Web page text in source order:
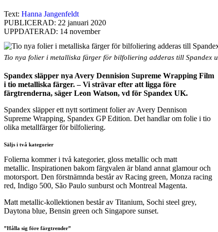
Text: Hanna Jangenfeldt
PUBLICERAD: 22 januari 2020
UPPDATERAD: 14 november
Tio nya folier i metalliska färger för bilfoliering adderas till Spandex
Spandex släpper nya Avery Dennision Supreme Wrapping Film
i tio metalliska färger. – Vi strävar efter att ligga före
färgtrenderna, säger Leon Watson, vd för Spandex UK.
Spandex släpper ett nytt sortiment folier av Avery Dennison
Supreme Wrapping, Spandex GP Edition. Det handlar om folie i tio
olika metallfärger för bilfoliering.
Säljs i två kategorier
Folierna kommer i två kategorier, gloss metallic och matt
metallic. Inspirationen bakom färgvalen är bland annat glamour och
motorsport. Den förstnämnda består av Racing green, Monza racing
red, Indigo 500, São Paulo sunburst och Montreal Magenta.
Matt metallic-kollektionen består av Titanium, Sochi steel grey,
Daytona blue, Bensin green och Singapore sunset.
”Hålla sig före färgtrender”